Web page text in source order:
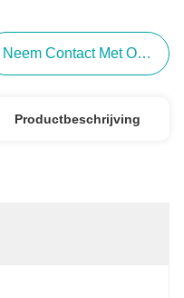
Neem Contact Met Ons Op
Productbeschrijving